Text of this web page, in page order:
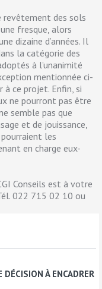
revêtement des sols
fresque, alors
dizaine d’années. Il
la catégorie des
à l’unanimité
mentionnée ci-
à ce projet. Enfin, si
ne pourront pas être
semble pas que
et de jouissance,
les
en charge eux-
Conseils est à votre
022 715 02 10 ou
À ENCADRER